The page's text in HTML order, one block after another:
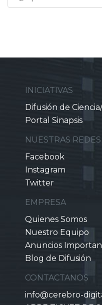
INICIATIVAS
Difusión de
Portal Sinapsis
NUESTRAS REDES
Facebook
Instagram
Twitter
EMPRESA
Quienes Somos
Nuestro Equipo
Anuncios
Blog de Difusión
CONTACTANOS
info@cerebro-